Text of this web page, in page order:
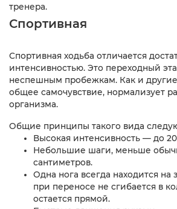
тренера.
Спортивная
Спортивная ходьба отличается
интенсивностью. Это переходный
неспешным пробежкам. Как и
общее самочувствие, нормализует
организма.
Общие принципы такого вида
Высокая интенсивность — до
Небольшие шаги, меньше
сантиметров.
Одна нога всегда находится на
при переносе не сгибается в
остается прямой.